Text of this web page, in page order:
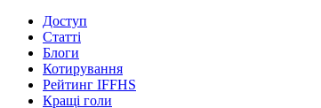
Доступ
Статті
Блоги
Котирування
Рейтинг IFFHS
Кращі голи